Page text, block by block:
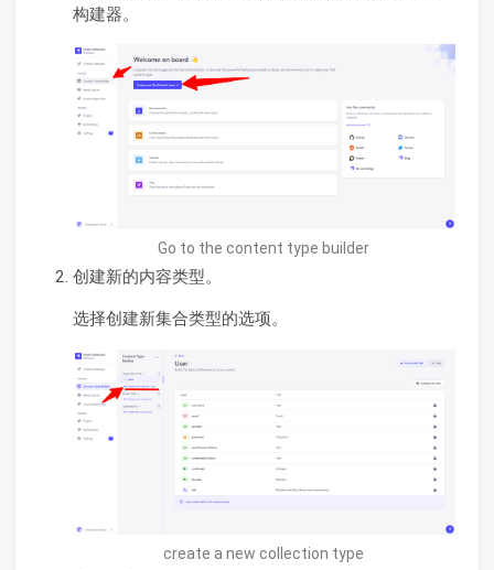
构建器。
Go to the content type builder
创建新的内容类型。
选择创建新集合类型的选项。
create a new collection type